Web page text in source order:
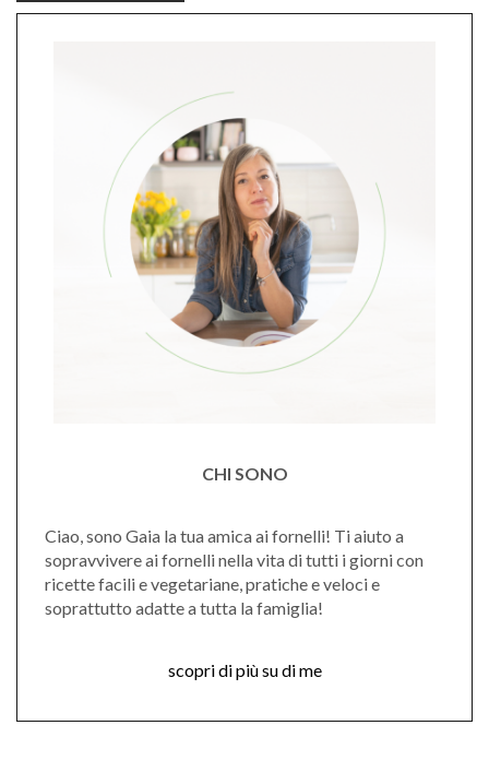
CHI SONO
Ciao, sono Gaia la tua amica ai fornelli! Ti aiuto a
sopravvivere ai fornelli nella vita di tutti i giorni con
ricette facili e vegetariane, pratiche e veloci e
soprattutto adatte a tutta la famiglia!
scopri di più su di me